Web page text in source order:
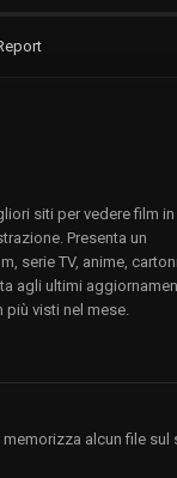
siti per vedere film in
Presenta un
serie TV, anime, cartoni
agli ultimi
visti nel mese.
alcun file